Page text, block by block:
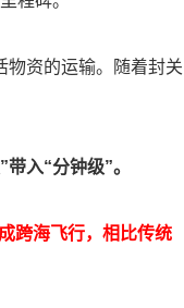
物资的运输。随着封关
入“分钟级”。
跨海飞行，相比传统